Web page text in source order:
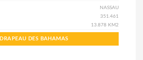
NASSAU
351.461
13.878 KM2
DRAPEAU DES BAHAMAS